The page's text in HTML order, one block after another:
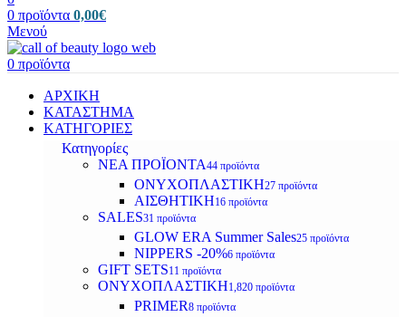
0 προϊόντα 0,00€
Μενού
0 προϊόντα
ΑΡΧΙΚΗ
ΚΑΤΑΣΤΗΜΑ
ΚΑΤΗΓΟΡΙΕΣ
Κατηγορίες
ΝΕΑ ΠΡΟΪΟΝΤΑ44 προϊόντα
ΟΝΥΧΟΠΛΑΣΤΙΚΗ27 προϊόντα
ΑΙΣΘΗΤΙΚΗ16 προϊόντα
SALES31 προϊόντα
GLOW ERA Summer Sales25 προϊόντα
NIPPERS -20%6 προϊόντα
GIFT SETS11 προϊόντα
ΟΝΥΧΟΠΛΑΣΤΙΚΗ1,820 προϊόντα
PRIMER8 προϊόντα